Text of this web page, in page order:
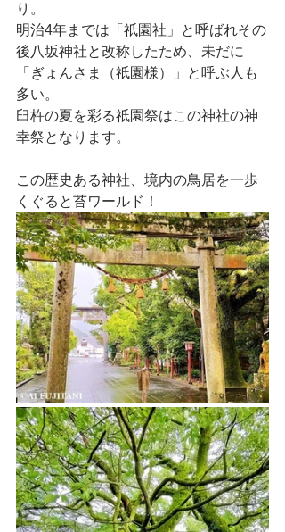
り。
明治4年までは「祇園社」と呼ばれその
後八坂神社と改称したため、未だに
「ぎょんさま（祇園様）」と呼ぶ人も
多い。
臼杵の夏を彩る祇園祭はこの神社の神
幸祭となります。
この歴史ある神社、境内の鳥居を一歩
くぐると苔ワールド！